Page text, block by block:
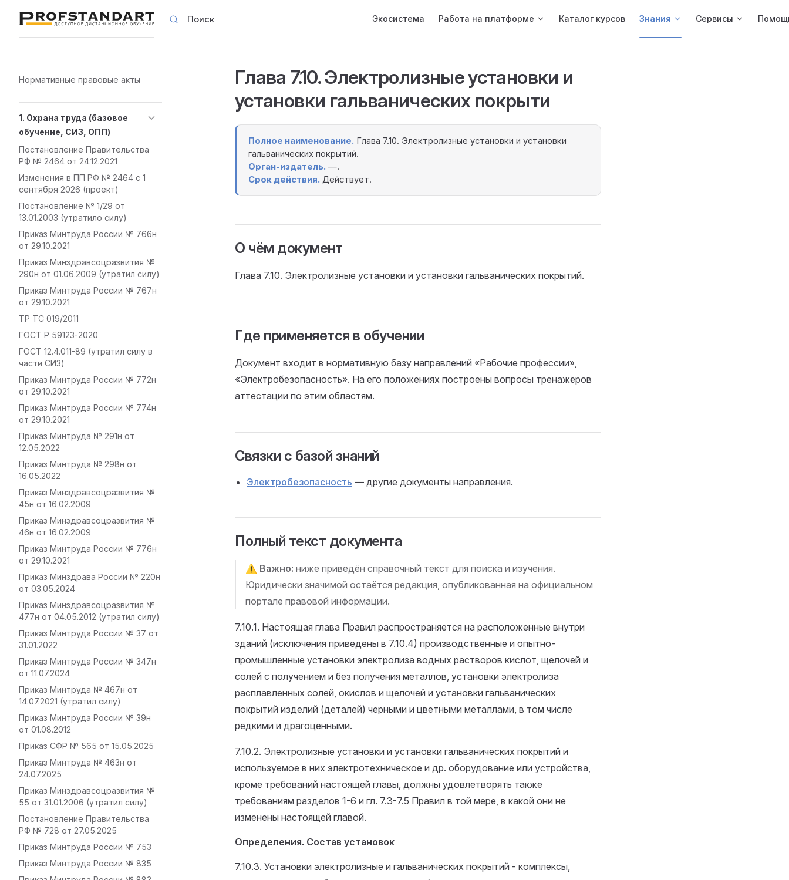
Skip to content Поиск Экосистема Работа на платформе Каталог курсов Знания Сервисы
Нормативные правовые акты
1. Охрана труда (базовое
обучение, СИЗ, ОПП)
Постановление Правительства
РФ № 2464 от 24.12.2021
Изменения в ПП РФ № 2464 с 1
сентября 2026 (проект)
Постановление № 1/29 от
13.01.2003 (утратило силу)
Приказ Минтруда России № 766н
от 29.10.2021
Приказ Минздравсоцразвития №
290н от 01.06.2009 (утратил силу)
Приказ Минтруда России № 767н
от 29.10.2021
ТР ТС 019/2011
ГОСТ Р 59123-2020
ГОСТ 12.4.011-89 (утратил силу в
части СИЗ)
Приказ Минтруда России № 772н
от 29.10.2021
Приказ Минтруда России № 774н
от 29.10.2021
Приказ Минтруда № 291н от
12.05.2022
Приказ Минтруда № 298н от
16.05.2022
Приказ Минздравсоцразвития №
45н от 16.02.2009
Приказ Минздравсоцразвития №
46н от 16.02.2009
Приказ Минтруда России № 776н
от 29.10.2021
Приказ Минздрава России № 220н
от 03.05.2024
Приказ Минздравсоцразвития №
477н от 04.05.2012 (утратил силу)
Приказ Минтруда России № 37 от
31.01.2022
Приказ Минтруда России № 347н
от 11.07.2024
Приказ Минтруда № 467н от
14.07.2021 (утратил силу)
Приказ Минтруда России № 39н
от 01.08.2012
Приказ СФР № 565 от 15.05.2025
Приказ Минтруда № 463н от
24.07.2025
Приказ Минздравсоцразвития №
55 от 31.01.2006 (утратил силу)
Постановление Правительства
РФ № 728 от 27.05.2025
Приказ Минтруда России № 753
Приказ Минтруда России № 835
Глава 7.10. Электролизные установки и
установки гальванических покрыти
Полное наименование. Глава 7.10. Электролизные установки и установки
гальванических покрытий.
Орган-издатель. —.
Срок действия. Действует.
О чём документ
Глава 7.10. Электролизные установки и установки гальванических покрытий.
Где применяется в обучении
Документ входит в нормативную базу направлений «Рабочие профессии»,
«Электробезопасность». На его положениях построены вопросы тренажёров
аттестации по этим областям.
Связки с базой знаний
Электробезопасность — другие документы направления.
Полный текст документа
⚠️ Важно: ниже приведён справочный текст для поиска и изучения.
Юридически значимой остаётся редакция, опубликованная на официальном
портале правовой информации.
7.10.1. Настоящая глава Правил распространяется на расположенные внутри
зданий (исключения приведены в 7.10.4) производственные и опытно-
промышленные установки электролиза водных растворов кислот, щелочей и
солей с получением и без получения металлов, установки электролиза
расплавленных солей, окислов и щелочей и установки гальванических
покрытий изделий (деталей) черными и цветными металлами, в том числе
редкими и драгоценными.
7.10.2. Электролизные установки и установки гальванических покрытий и
используемое в них электротехническое и др. оборудование или устройства,
кроме требований настоящей главы, должны удовлетворять также
требованиям разделов 1-6 и гл. 7.3-7.5 Правил в той мере, в какой они не
изменены настоящей главой.
Определения. Состав установок
7.10.3. Установки электролизные и гальванических покрытий - комплексы,